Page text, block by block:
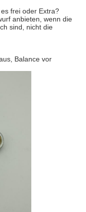
frei oder Extra?
anbieten, wenn die
sind, nicht die
Balance vor